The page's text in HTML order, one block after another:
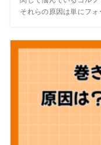
それらの原因は単にフォ